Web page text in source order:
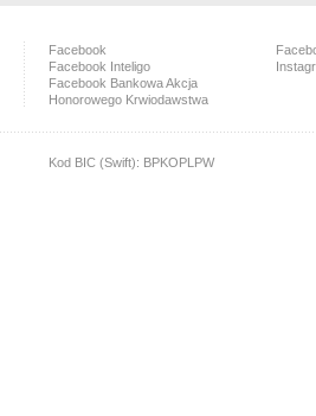
Facebook
Facebook Inteligo
Facebook Bankowa Akcja
Honorowego Krwiodawstwa
Kod BIC (Swift): BPKOPLPW